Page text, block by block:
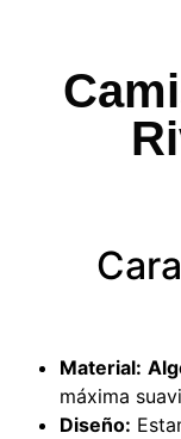
Material:
máxima
Diseño: